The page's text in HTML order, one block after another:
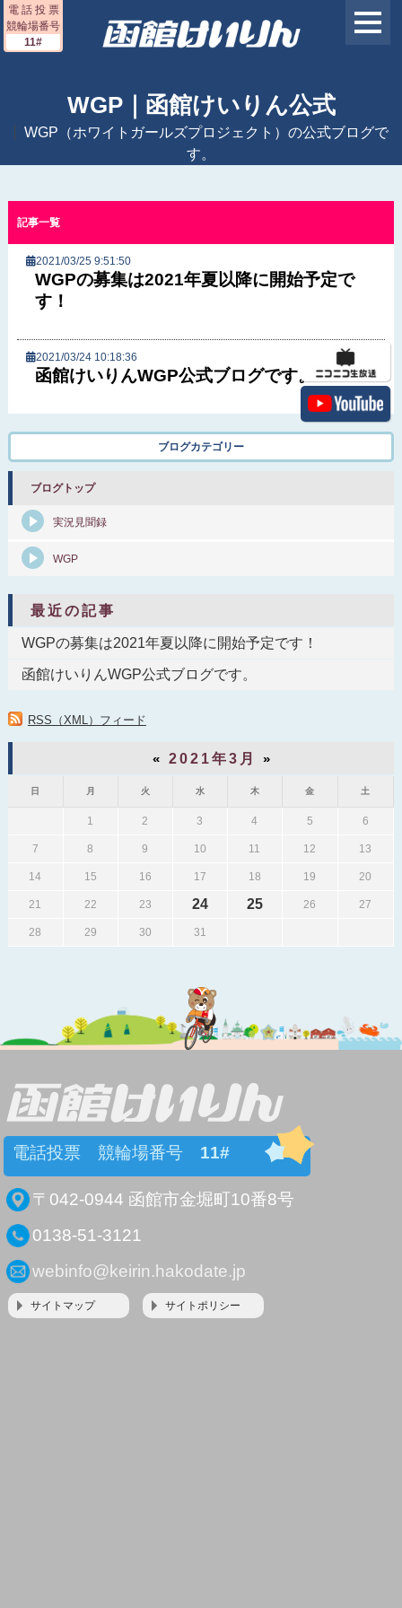
電 話 投 票
競輪場番号
11#
WGP｜函館けいりん公式
WGP（ホワイトガールズプロジェクト）の公式ブログで
す。
記事一覧
2021/03/25 9:51:50
WGPの募集は2021年夏以降に開始予定で
す！
2021/03/24 10:18:36
函館けいりんWGP公式ブログです。
ブログカテゴリー
ブログトップ
実況見聞録
WGP
最近の記事
WGPの募集は2021年夏以降に開始予定です！
函館けいりんWGP公式ブログです。
RSS（XML）フィード
« 2021年3月 »
日 月 火 水 木 金 土
1 2 3 4 5 6
7 8 9 10 11 12 13
14 15 16 17 18 19 20
21 22 23 24 25 26 27
28 29 30 31
電話投票 競輪場番号 11#
〒042-0944 函館市金堀町10番8号
0138-51-3121
webinfo@keirin.hakodate.jp
サイトマップ サイトポリシー